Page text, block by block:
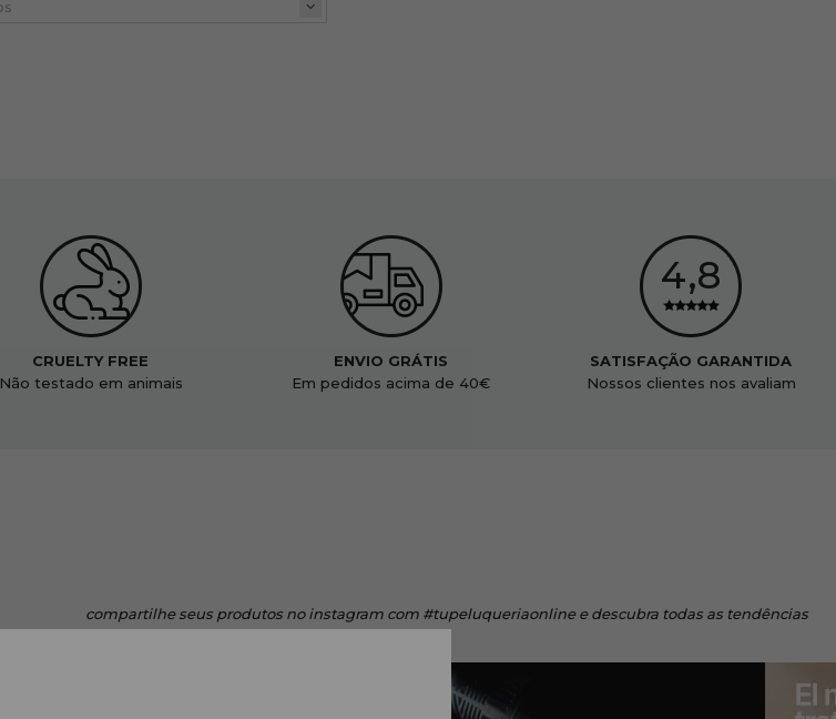
CRUELTY FREE
Não testado em animais
ENVIO GRÁTIS
Em pedidos acima de 40€
SATISFAÇÃO GARANTIDA
Nossos clientes nos avaliam
compartilheseus produtos no instagramcom #tupeluqueriaonline e descubra todas as tendências